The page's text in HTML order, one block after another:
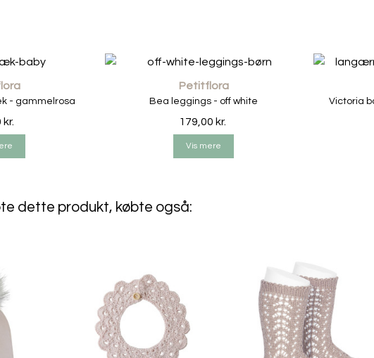
•
Du kan
undgå
- gammelrosa
Petitflora
Bea leggings - off white
179,00 kr.
Vis mere
Victoria
dette produkt, købte også: